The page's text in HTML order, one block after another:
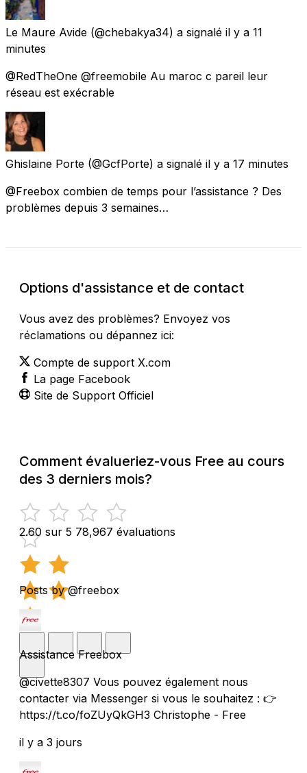
Le Maure Avide (@chebakya34) a signalé il y a 11
minutes
@RedTheOne @freemobile Au maroc c pareil leur
réseau est exécrable
Ghislaine Porte (@GcfPorte) a signalé il y a 17 minutes
@Freebox combien de temps pour l’assistance ? Des
problèmes depuis 3 semaines…
Options d'assistance et de contact
Vous avez des problèmes? Envoyez vos
réclamations ou dépannez ici:
Compte de support X.com
La page Facebook
Site de Support Officiel
Comment évalueriez-vous Free au cours
des 3 derniers mois?
2.60 sur 5 78,967 évaluations
Posts by @freebox
Assistance Freebox
@civette8307 Vous pouvez également nous
contacter via Messenger si vous le souhaitez : 👉
https://t.co/foZUyQkGH3 Christophe - Free
il y a 3 jours